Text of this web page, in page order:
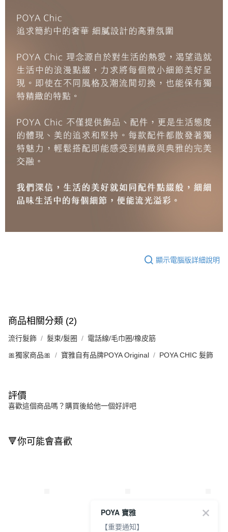
顯示電腦版詳細說明
商品相關分類 (2)
流行髮飾 髮束/髮圈 電話線/毛巾圈/橡皮筋
🎀獨家商品🎀 寶雅自有品牌POYA Original POYA CHIC 髮飾
評價
喜歡這個商品嗎？購買後給他一個好評吧
🔻你可能會喜歡
POYA 寶雅
【重要通知】